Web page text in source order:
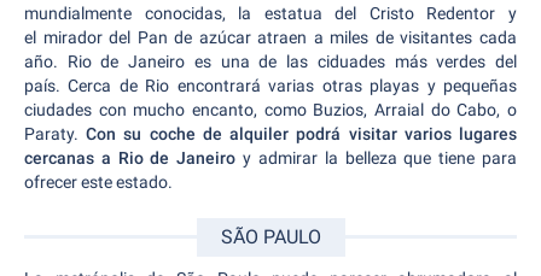
mundialmente conocidas, la estatua del Cristo Redentor y
el mirador del Pan de azúcar atraen a miles de visitantes cada
año. Rio de Janeiro es una de las ciduades más verdes del
país. Cerca de Rio encontrará varias otras playas y pequeñas
ciudades con mucho encanto, como Buzios, Arraial do Cabo, o
Paraty.Con su coche de alquiler podrá visitar varios lugares
cercanas a Rio de Janeiro y admirar la belleza que tiene para
ofrecer este estado.
SÃO PAULO